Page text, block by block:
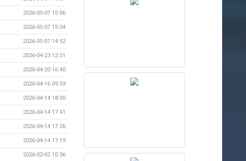
2026-05-07 15:06
2026-05-07 15:04
2026-05-07 14:52
2026-04-23 12:51
2026-04-20 16:40
2026-04-16 09:33
2026-04-14 18:00
2026-04-14 17:41
2026-04-14 17:26
2026-04-14 17:19
2026-02-02 10:36